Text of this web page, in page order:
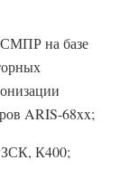
на базе
ARIS-68xx;
К400;